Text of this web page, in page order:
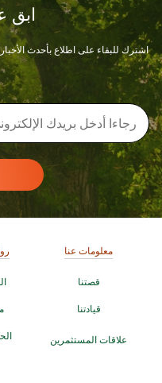
ابق
اشترك للبقاء على اطلاع بأحدث
معلومات عنا
قصتنا
قيادتنا
علاقات المستثمرين